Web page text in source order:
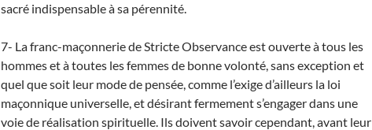
sacré indispensable à sa pérennité.
7- La franc-maçonnerie de Stricte Observance est ouverte à tous les
hommes et à toutes les femmes de bonne volonté, sans exception et
quel que soit leur mode de pensée, comme l’exige d’ailleurs la loi
maçonnique universelle, et désirant fermement s’engager dans une
voie de réalisation spirituelle. Ils doivent savoir cependant, avant leur